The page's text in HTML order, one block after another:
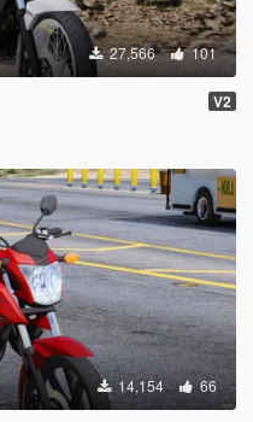
27,566 101
V2
14,154 66